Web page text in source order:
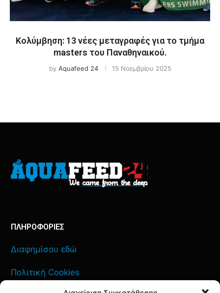
Κολύμβηση: 13 νέες μεταγραφές για το τμήμα
masters του Παναθηναικού.
by Aquafeed 24 15 Νοεμβρίου 2025
ΠΛΗΡΟΦΟΡΙΕΣ
Διαφημίσου εδώ
Πολιτική Cookies